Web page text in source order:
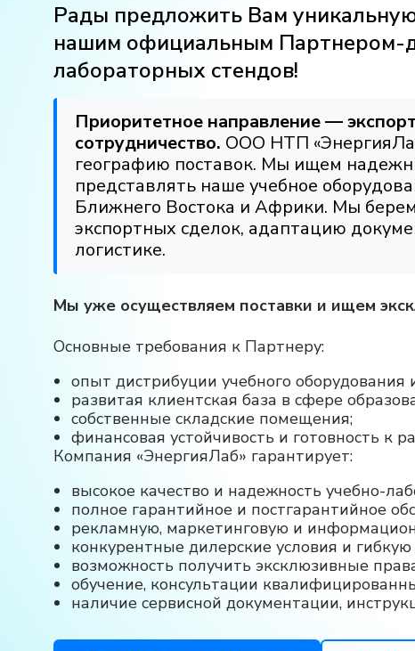
Рады предложить Вам
нашим официальным Партнером-
лабораторных стендов!
Приоритетное направление —
сотрудничество. ООО НТП
географию поставок. Мы ищем
представлять наше учебное
Ближнего Востока и Африки. Мы
экспортных сделок, адаптацию
логистике.
Мы уже осуществляем поставки и ищем
Основные требования к Партнеру:
опыт дистрибуции учебного оборудования
развитая клиентская база в сфере
собственные складские помещения;
финансовая устойчивость и готовность к
Компания «ЭнергияЛаб» гарантирует:
высокое качество и надежность учебно-
полное гарантийное и постгарантийное
рекламную, маркетинговую и
конкурентные дилерские условия и
возможность получить эксклюзивные
обучение, консультации
наличие сервисной документации,